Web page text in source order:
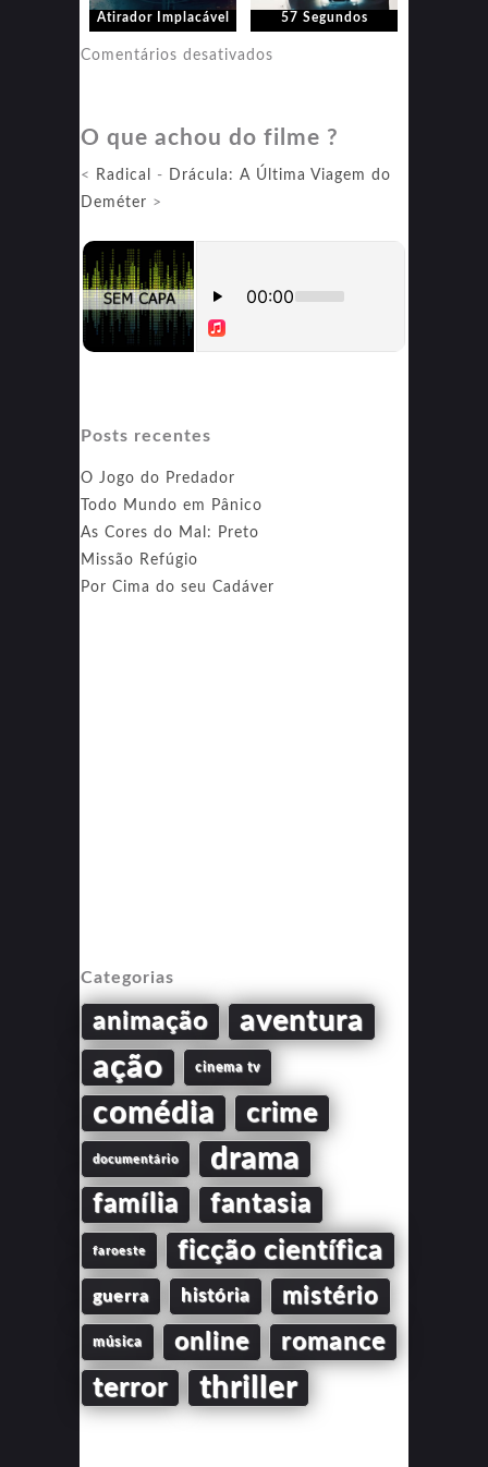
Atirador Implacável 57 Segundos
Comentários desativados
O que achou do filme ?
< Radical -
Drácula: A Última Viagem do
Deméter >
Posts recentes
O Jogo do Predador
Todo Mundo em Pânico
As Cores do Mal: Preto
Missão Refúgio
Por Cima do seu Cadáver
Categorias
animação aventura
ação cinema tv
comédia crime
documentário drama
família fantasia
faroeste ficção científica
guerra história mistério
música online romance
terror thriller